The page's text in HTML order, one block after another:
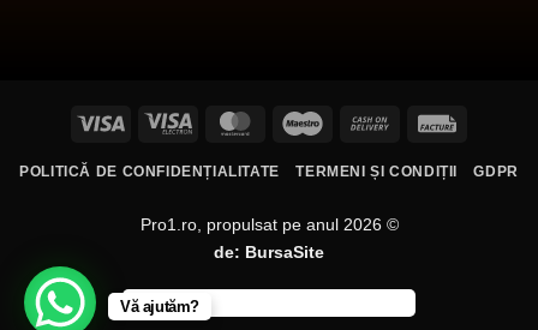
Visa
Visa
MasterCardMaestro
Cash
Delivery
POLITICĂ DE CONFIDENȚIALITATE TERMENI ȘI CONDIȚII GDPR
Pro1.ro, propulsat pe anul 2026 ©
de: BursaSite
Vă ajutăm?